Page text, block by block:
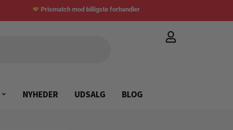
Prismatch mod billigste forhandler
NYHEDER UDSALG BLOG